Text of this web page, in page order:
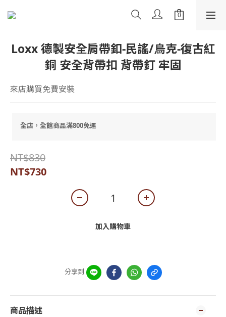
Loxx 德製安全肩帶釦-民謠/烏克-復古紅
銅 安全背帶扣 背帶釘 牢固
來店購買免費安裝
全店，全館商品滿800免運
NT$830
NT$730
加入購物車
分享到
商品描述